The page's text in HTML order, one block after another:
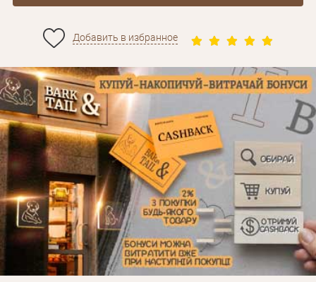
Добавить в избранное